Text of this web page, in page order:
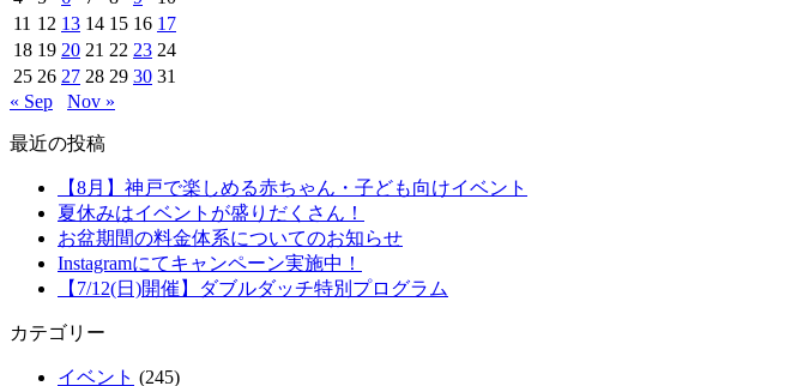
11 12 13 14 15 16 17
18 19 20 21 22 23 24
25 26 27 28 29 30 31
« Sep
Nov »
最近の投稿
【8月】神戸で楽しめる赤ちゃん・子ども向けイベント
夏休みはイベントが盛りだくさん！
お盆期間の料金体系についてのお知らせ
Instagramにてキャンペーン実施中！
【7/12(日)開催】ダブルダッチ特別プログラム
カテゴリー
イベント (245)